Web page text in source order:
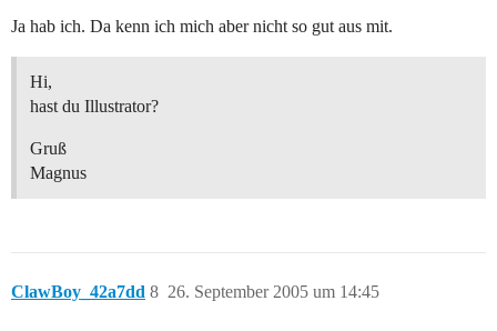
Ja hab ich. Da kenn ich mich aber nicht so gut aus mit.
Hi,
hast du Illustrator?
Gruß
Magnus
ClawBoy_42a7dd 26. September 2005 um 14:45
8